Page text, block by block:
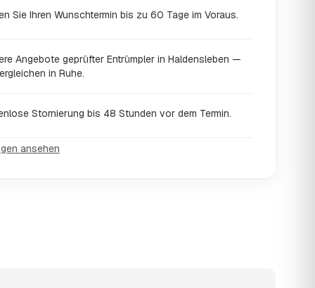
Sie Ihren Wunschtermin bis zu 60 Tage im Voraus.
Angebote geprüfter Entrümpler in Haldensleben —
in Ruhe.
Stornierung bis 48 Stunden vor dem Termin.
ansehen